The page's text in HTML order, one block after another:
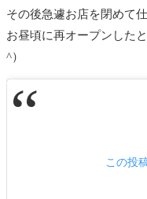
その後急遽お店を閉めて
お昼頃に再オープンした
^）
この投